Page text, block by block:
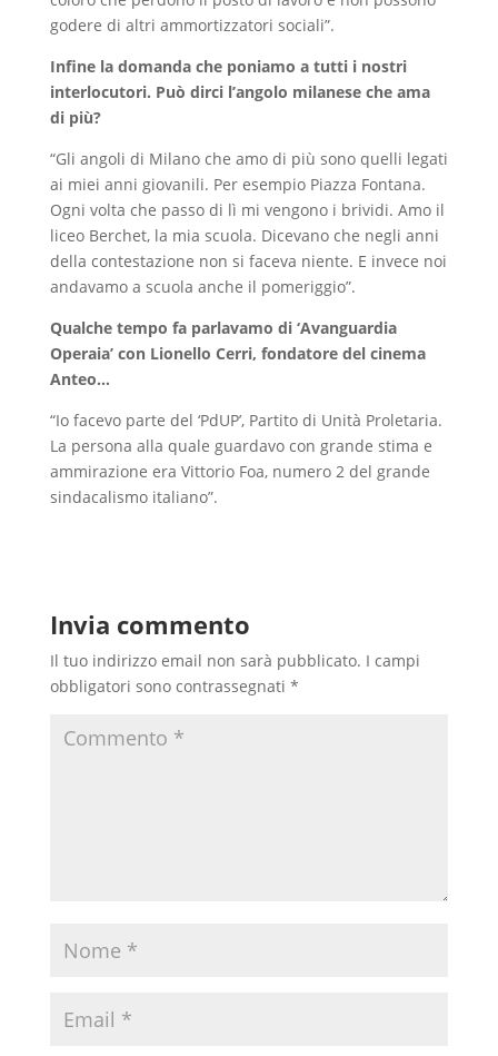
godere di altri ammortizzatori sociali”.
Infine la domanda che poniamo a tutti i nostri
interlocutori. Può dirci l’angolo milanese che ama
di più?
“Gli angoli di Milano che amo di più sono quelli legati
ai miei anni giovanili. Per esempio Piazza Fontana.
Ogni volta che passo di lì mi vengono i brividi. Amo il
liceo Berchet, la mia scuola. Dicevano che negli anni
della contestazione non si faceva niente. E invece noi
andavamo a scuola anche il pomeriggio”.
Qualche tempo fa parlavamo di ‘Avanguardia
Operaia’ con Lionello Cerri, fondatore del cinema
Anteo…
“Io facevo parte del ‘PdUP’, Partito di Unità Proletaria.
La persona alla quale guardavo con grande stima e
ammirazione era Vittorio Foa, numero 2 del grande
sindacalismo italiano”.
Invia commento
Il tuo indirizzo email non sarà pubblicato. I campi
obbligatori sono contrassegnati *